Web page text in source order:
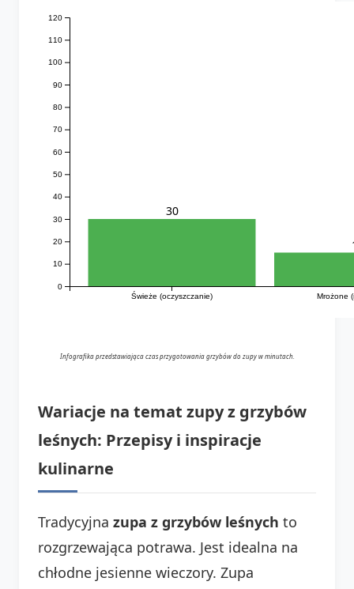
Świeże (oczyszczanie) Mrożone
0
10
20
30
40
50
60
70
80
90
100
110
120
30
Infografika przedstawiająca czas przygotowania grzybów do zupy w minutach.
Wariacje na temat zupy z grzybów
leśnych: Przepisy i inspiracje
kulinarne
Tradycyjna zupa z grzybów leśnych to
rozgrzewająca potrawa. Jest idealna na
chłodne jesienne wieczory. Zupa